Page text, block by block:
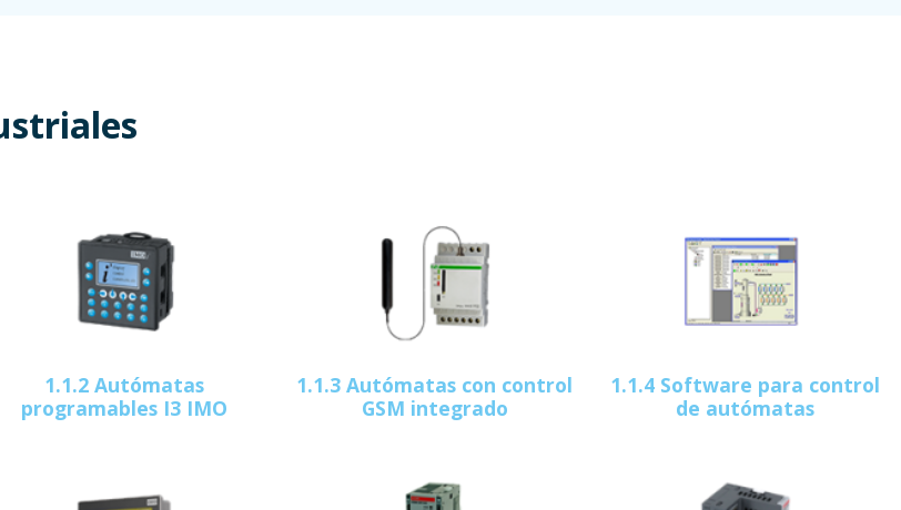
1.1.2 Autómatas
programables I3 IMO
1.1.3 Autómatas con control
GSM integrado
1.1.4 Software para control
de autómatas